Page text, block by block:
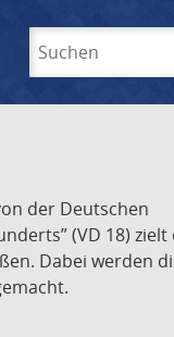
der Deutschen
(VD 18)
Dabei werden